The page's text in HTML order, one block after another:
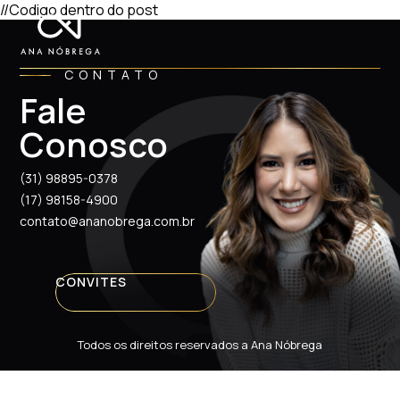
//Codigo dentro do post
CONTATO
Fale
Conosco
(31) 98895-0378
(17) 98158-4900
contato@ananobrega.com.br
CONVITES
Todos os direitos reservados a Ana Nóbrega